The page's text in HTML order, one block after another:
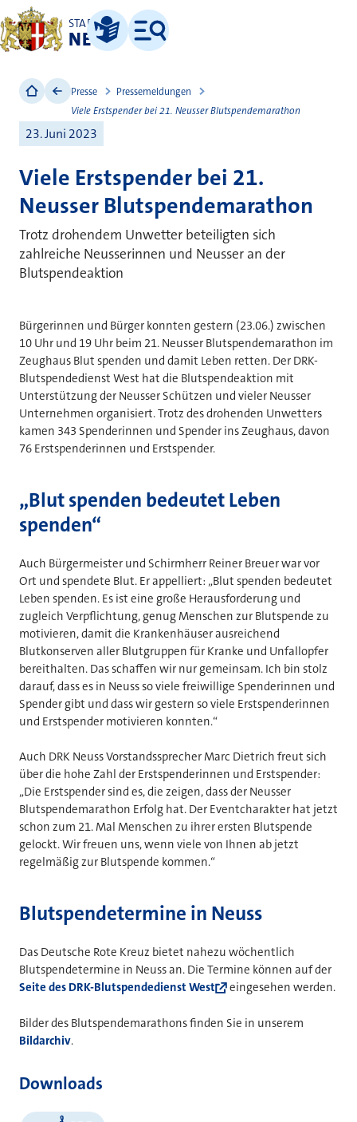
STADT
NEUSS
Leichte Sprache
Menü
Presse
Pressemeldungen
Viele Erstspender bei 21. Neusser Blutspendemarathon
23. Juni 2023
Viele Erstspender bei 21.
Neusser Blutspendemarathon
Trotz drohendem Unwetter beteiligten sich
zahlreiche Neusserinnen und Neusser an der
Blutspendeaktion
Bürgerinnen und Bürger konnten gestern (23.06.) zwischen
10 Uhr und 19 Uhr beim 21. Neusser Blutspendemarathon im
Zeughaus Blut spenden und damit Leben retten. Der DRK-
Blutspendedienst West hat die Blutspendeaktion mit
Unterstützung der Neusser Schützen und vieler Neusser
Unternehmen organisiert. Trotz des drohenden Unwetters
kamen 343 Spenderinnen und Spender ins Zeughaus, davon
76 Erstspenderinnen und Erstspender.
„Blut spenden bedeutet Leben
spenden“
Auch Bürgermeister und Schirmherr Reiner Breuer war vor
Ort und spendete Blut. Er appelliert: „Blut spenden bedeutet
Leben spenden. Es ist eine große Herausforderung und
zugleich Verpflichtung, genug Menschen zur Blutspende zu
motivieren, damit die Krankenhäuser ausreichend
Blutkonserven aller Blutgruppen für Kranke und Unfallopfer
bereithalten. Das schaffen wir nur gemeinsam. Ich bin stolz
darauf, dass es in Neuss so viele freiwillige Spenderinnen und
Spender gibt und dass wir gestern so viele Erstspenderinnen
und Erstspender motivieren konnten.“
Auch DRK Neuss Vorstandssprecher Marc Dietrich freut sich
über die hohe Zahl der Erstspenderinnen und Erstspender:
„Die Erstspender sind es, die zeigen, dass der Neusser
Blutspendemarathon Erfolg hat. Der Eventcharakter hat jetzt
schon zum 21. Mal Menschen zu ihrer ersten Blutspende
gelockt. Wir freuen uns, wenn viele von Ihnen ab jetzt
regelmäßig zur Blutspende kommen.“
Blutspendetermine in Neuss
Das Deutsche Rote Kreuz bietet nahezu wöchentlich
Blutspendetermine in Neuss an. Die Termine können auf der
Seite des DRK-Blutspendedienst West
eingesehen werden.
Bilder des Blutspendemarathons finden Sie in unserem
Bildarchiv.
Downloads